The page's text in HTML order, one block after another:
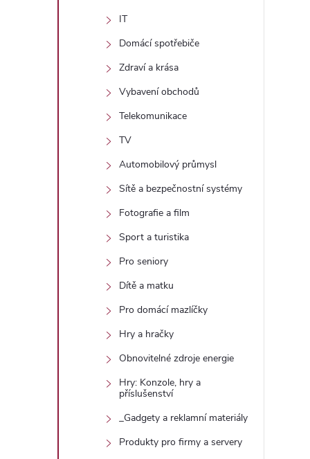
IT
Domácí spotřebiče
Zdraví a krása
Vybavení obchodů
Telekomunikace
TV
Automobilový průmysl
Sítě a bezpečnostní systémy
Fotografie a film
Sport a turistika
Pro seniory
Dítě a matku
Pro domácí mazlíčky
Hry a hračky
Obnovitelné zdroje energie
Hry: Konzole, hry a
příslušenství
_Gadgety a reklamní materiály
Produkty pro firmy a servery